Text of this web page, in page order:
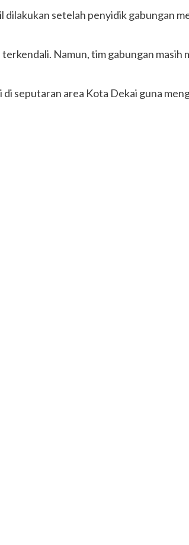
setelah penyidik gabungan
Namun, tim gabungan masih
seputaran area Kota Dekai guna